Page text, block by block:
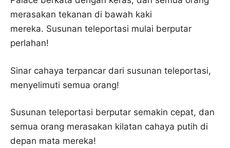
merasakan tekanan di bawah kaki
mereka. Susunan teleportasi mulai berputar
perlahan!
Sinar cahaya terpancar dari susunan teleportasi,
menyelimuti semua orang!
Susunan teleportasi berputar semakin cepat, dan
semua orang merasakan kilatan cahaya putih di
depan mata mereka!